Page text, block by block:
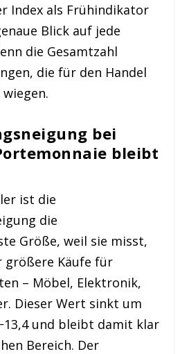
Index als Frühindikator
Blick auf jede
die Gesamtzahl
die für den Handel
bei
bleibt
ist die
die
Größe, weil sie misst,
größere Käufe für
– Möbel, Elektronik,
Dieser Wert sinkt um
und bleibt damit klar
Bereich. Der